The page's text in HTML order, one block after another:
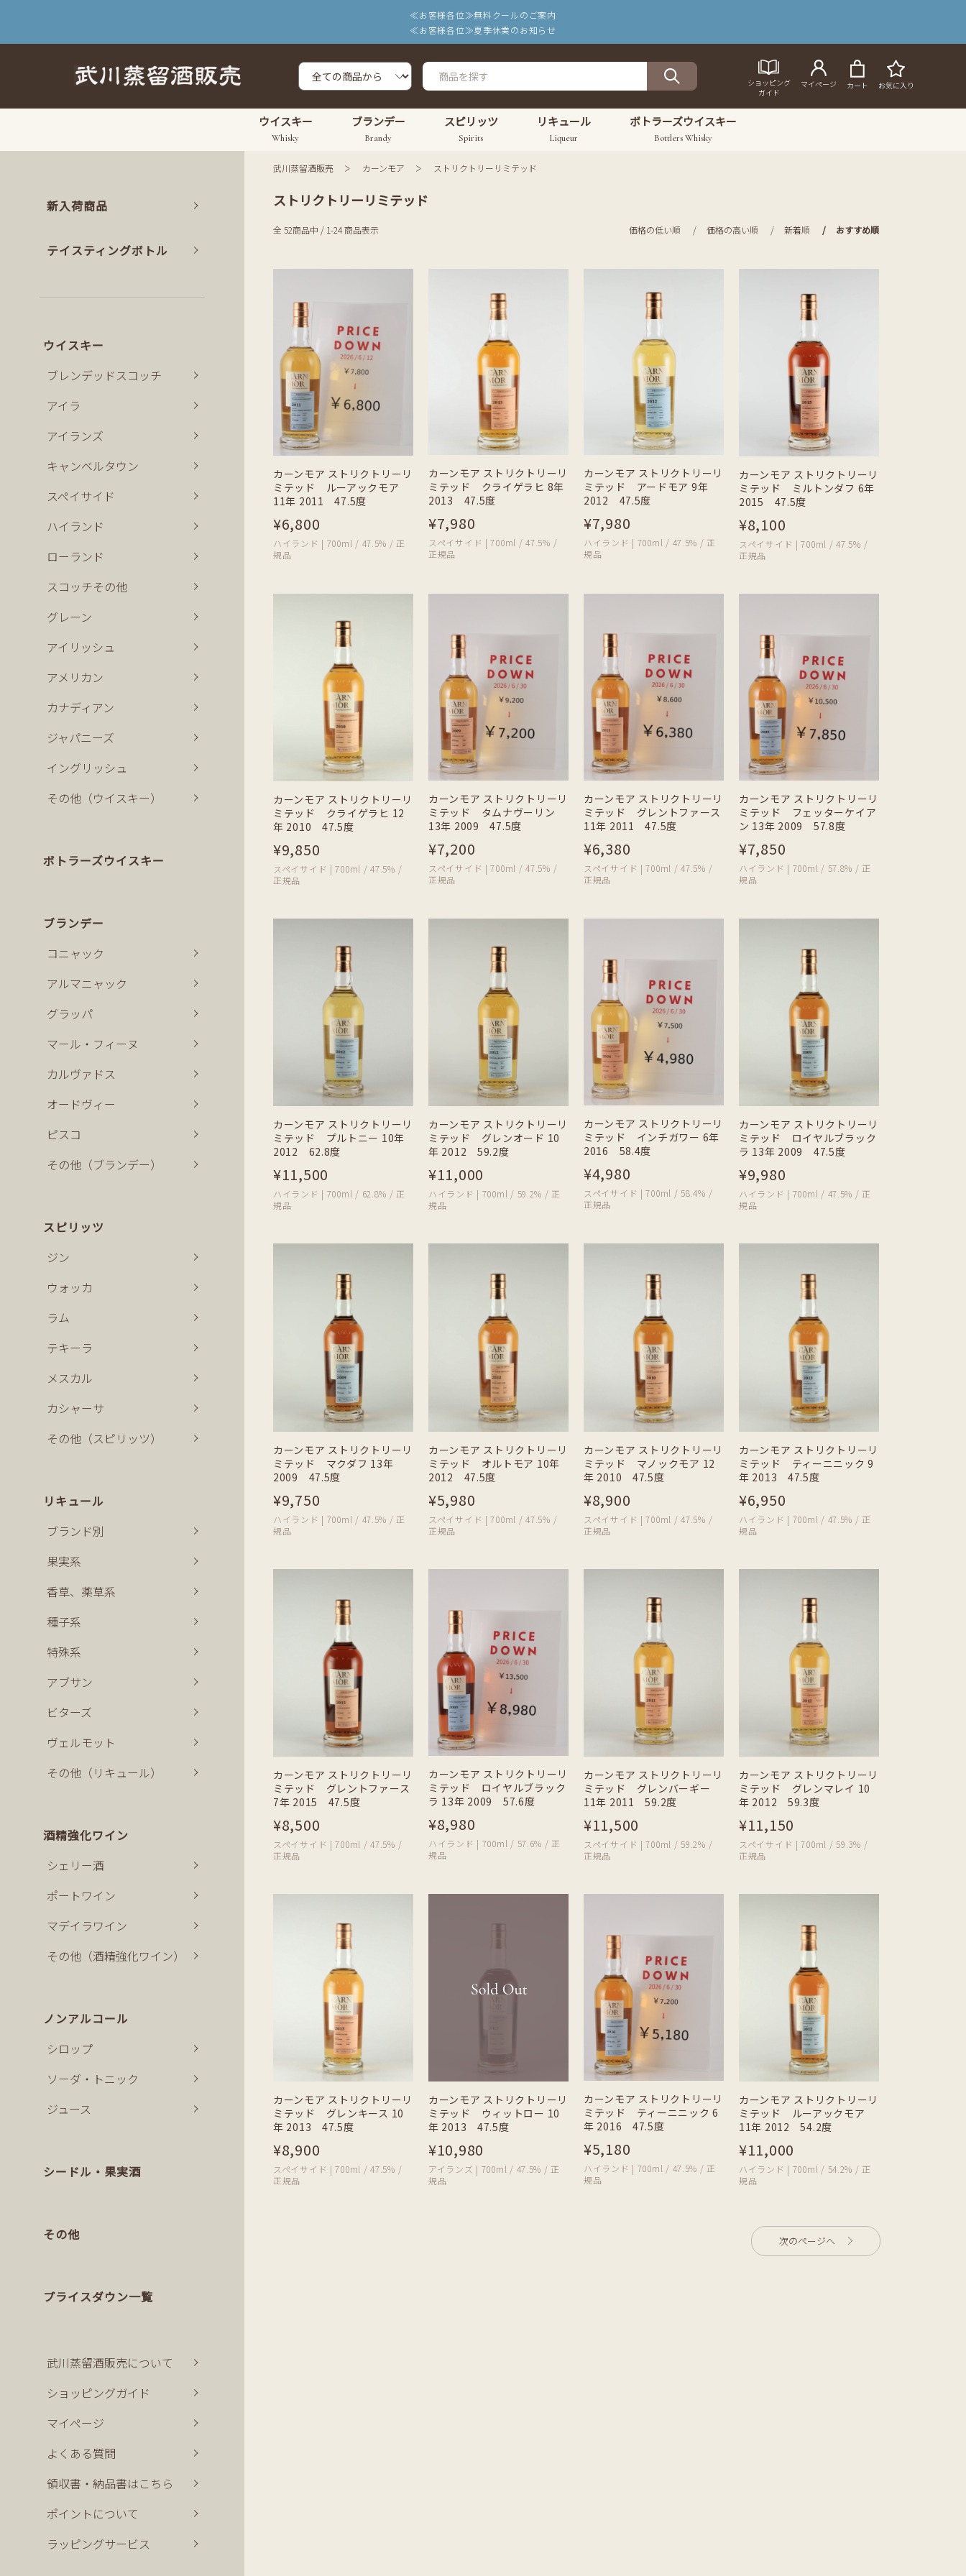
≪お客様各位≫無料クールのご案内
≪お客様各位≫夏季休業のお知らせ
ショッピング
ガイド
マイページ カート お気に入り
ウイスキー
Whisky
ブランデー
Brandy
スピリッツ
Spirits
リキュール
Liqueur
ボトラーズウイスキー
Bottlers Whisky
武川蒸留酒販売 カーンモア ストリクトリーリミテッド
ストリクトリーリミテッド
全 52商品中 / 1-24 商品表示 価格の低い順 価格の高い順 新着順 おすすめ順
カーンモア ストリクトリーリ
ミテッド ルーアックモア
11年 2011 47.5度
¥6,800
ハイランド | 700ml / 47.5% / 正
規品
カーンモア ストリクトリーリ
ミテッド クライゲラヒ 8年
2013 47.5度
¥7,980
スペイサイド | 700ml / 47.5% /
正規品
カーンモア ストリクトリーリ
ミテッド アードモア 9年
2012 47.5度
¥7,980
ハイランド | 700ml / 47.5% / 正
規品
カーンモア ストリクトリーリ
ミテッド ミルトンダフ 6年
2015 47.5度
¥8,100
スペイサイド | 700ml / 47.5% /
正規品
カーンモア ストリクトリーリ
ミテッド クライゲラヒ 12
年 2010 47.5度
¥9,850
スペイサイド | 700ml / 47.5% /
正規品
カーンモア ストリクトリーリ
ミテッド タムナヴーリン
13年 2009 47.5度
¥7,200
スペイサイド | 700ml / 47.5% /
正規品
カーンモア ストリクトリーリ
ミテッド グレントファース
11年 2011 47.5度
¥6,380
スペイサイド | 700ml / 47.5% /
正規品
カーンモア ストリクトリーリ
ミテッド フェッターケイア
ン 13年 2009 57.8度
¥7,850
ハイランド | 700ml / 57.8% / 正
規品
カーンモア ストリクトリーリ
ミテッド プルトニー 10年
2012 62.8度
¥11,500
ハイランド | 700ml / 62.8% / 正
規品
カーンモア ストリクトリーリ
ミテッド グレンオード 10
年 2012 59.2度
¥11,000
ハイランド | 700ml / 59.2% / 正
規品
カーンモア ストリクトリーリ
ミテッド インチガワー 6年
2016 58.4度
¥4,980
スペイサイド | 700ml / 58.4% /
正規品
カーンモア ストリクトリーリ
ミテッド ロイヤルブラック
ラ 13年 2009 47.5度
¥9,980
ハイランド | 700ml / 47.5% / 正
規品
カーンモア ストリクトリーリ
ミテッド マクダフ 13年
2009 47.5度
¥9,750
ハイランド | 700ml / 47.5% / 正
規品
カーンモア ストリクトリーリ
ミテッド オルトモア 10年
2012 47.5度
¥5,980
スペイサイド | 700ml / 47.5% /
正規品
カーンモア ストリクトリーリ
ミテッド マノックモア 12
年 2010 47.5度
¥8,900
スペイサイド | 700ml / 47.5% /
正規品
カーンモア ストリクトリーリ
ミテッド ティーニニック 9
年 2013 47.5度
¥6,950
ハイランド | 700ml / 47.5% / 正
規品
カーンモア ストリクトリーリ
ミテッド グレントファース
7年 2015 47.5度
¥8,500
スペイサイド | 700ml / 47.5% /
正規品
カーンモア ストリクトリーリ
ミテッド ロイヤルブラック
ラ 13年 2009 57.6度
¥8,980
ハイランド | 700ml / 57.6% / 正
規品
カーンモア ストリクトリーリ
ミテッド グレンバーギー
11年 2011 59.2度
¥11,500
スペイサイド | 700ml / 59.2% /
正規品
カーンモア ストリクトリーリ
ミテッド グレンマレイ 10
年 2012 59.3度
¥11,150
スペイサイド | 700ml / 59.3% /
正規品
カーンモア ストリクトリーリ
ミテッド グレンキース 10
年 2013 47.5度
¥8,900
スペイサイド | 700ml / 47.5% /
正規品
カーンモア ストリクトリーリ
ミテッド ウィットロー 10
年 2013 47.5度
¥10,980
アイランズ | 700ml / 47.5% / 正
規品
カーンモア ストリクトリーリ
ミテッド ティーニニック 6
年 2016 47.5度
¥5,180
ハイランド | 700ml / 47.5% / 正
規品
カーンモア ストリクトリーリ
ミテッド ルーアックモア
11年 2012 54.2度
¥11,000
ハイランド | 700ml / 54.2% / 正
規品
次のページへ
新入荷商品
テイスティングボトル
ウイスキー
ブレンデッドスコッチ
アイラ
アイランズ
キャンベルタウン
スペイサイド
ハイランド
ローランド
スコッチその他
グレーン
アイリッシュ
アメリカン
カナディアン
ジャパニーズ
イングリッシュ
その他（ウイスキー）
ボトラーズウイスキー
ブランデー
コニャック
アルマニャック
グラッパ
マール・フィーヌ
カルヴァドス
オードヴィー
ピスコ
その他（ブランデー）
スピリッツ
ジン
ウォッカ
ラム
テキーラ
メスカル
カシャーサ
その他（スピリッツ）
リキュール
ブランド別
果実系
香草、薬草系
種子系
特殊系
アブサン
ビターズ
ヴェルモット
その他（リキュール）
酒精強化ワイン
シェリー酒
ポートワイン
マデイラワイン
その他（酒精強化ワイン）
ノンアルコール
シロップ
ソーダ・トニック
ジュース
シードル・果実酒
その他
プライスダウン一覧
武川蒸留酒販売について
ショッピングガイド
マイページ
よくある質問
領収書・納品書はこちら
ポイントについて
ラッピングサービス